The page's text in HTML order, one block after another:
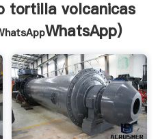
tortilla volcanicas
WhatsApp)